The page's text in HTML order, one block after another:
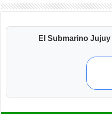
El Submarino Jujuy